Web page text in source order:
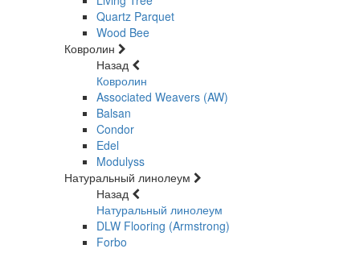
Quartz Parquet
Wood Bee
Ковролин
Назад
Ковролин
Associated Weavers (AW)
Balsan
Condor
Edel
Modulyss
Натуральный линолеум
Назад
Натуральный линолеум
DLW Flooring (Armstrong)
Forbo